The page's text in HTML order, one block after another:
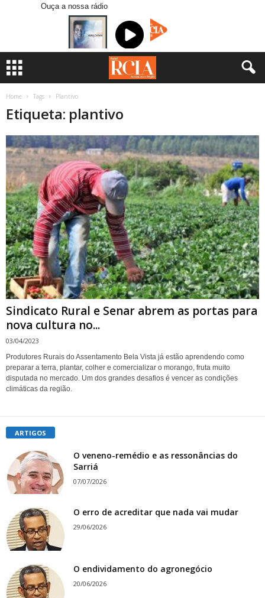
Ouça a nossa rádio
Home Tags Plantivo
Etiqueta: plantivo
Sindicato Rural e Senar abrem as portas para
nova cultura no...
03/04/2023
Produtores Rurais do Assentamento Bela Vista já estão aprendendo como
preparar a terra, plantar, colher e comercializar o morango, fruta muito
disputada no mercado. Um dos grandes desafios é vencer as condições
climáticas da região.
ARTIGOS
O veneno-remédio e as ressonâncias do
Sarriá
07/07/2026
O erro de acreditar que nada vai mudar
29/06/2026
O endividamento do agronegócio
20/06/2026